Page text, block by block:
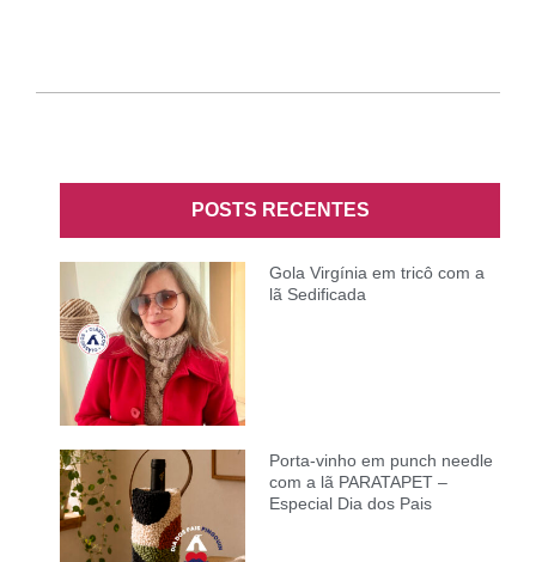
POSTS RECENTES
Gola Virgínia em tricô com a
lã Sedificada
Porta-vinho em punch needle
com a lã PARATAPET –
Especial Dia dos Pais